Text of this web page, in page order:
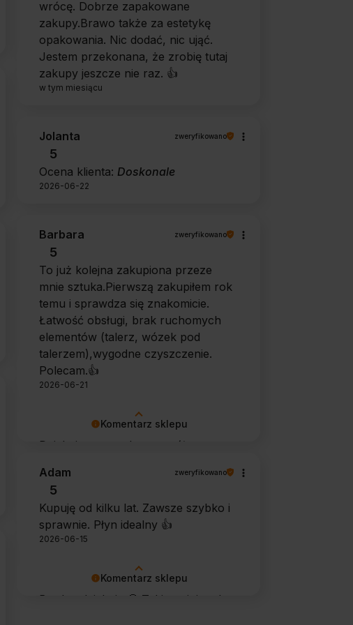
wrócę. Dobrze zapakowane
zakupy.Brawo także za estetykę
opakowania. Nic dodać, nic ująć.
Jestem przekonana, że zrobię tutaj
zakupy jeszcze nie raz. 👍️
w tym miesiącu
Jolanta zweryfikowano
5
Ocena klienta: Doskonale
2026-06-22
Komentarz sklepu
Dziękujemy za tak szczegółową
Pani wygodę obsługi i łatwość
utrzymania urządzenia w czystości.
To dla nas bardzo cenna informacja.
Barbara zweryfikowano
5
To już kolejna zakupiona przeze
mnie sztuka.Pierwszą zakupiłem rok
temu i sprawdza się znakomicie.
Łatwość obsługi, brak ruchomych
elementów (talerz, wózek pod
talerzem),wygodne czyszczenie.
Polecam.👍️
2026-06-21
Komentarz sklepu
Bardzo dziękuję 🙂 Takie opinie od
Adam zweryfikowano
5
Kupuję od kilku lat. Zawsze szybko i
sprawnie. Płyn idealny 👍️
2026-06-15